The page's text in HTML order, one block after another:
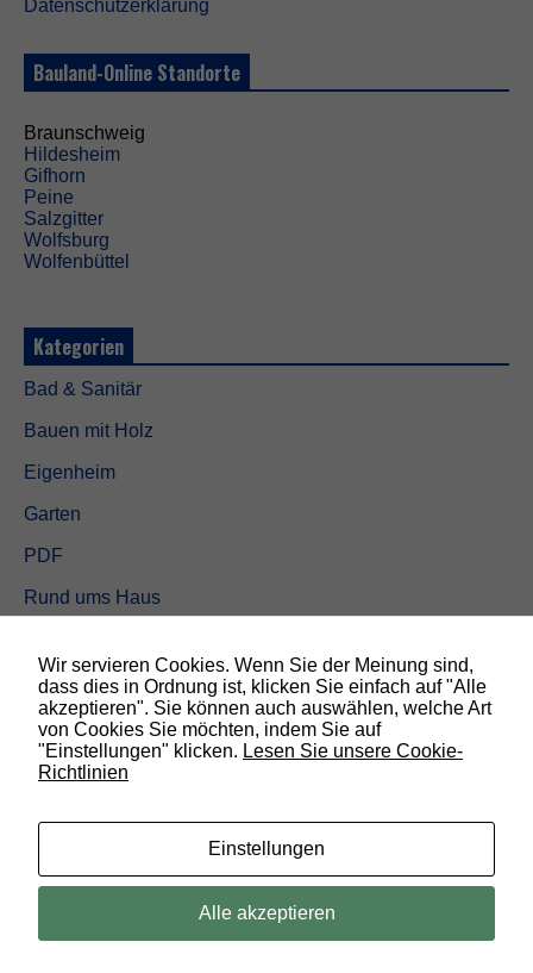
Datenschutzerklärung
Bauland-Online Standorte
Braunschweig
Hildesheim
Gifhorn
Peine
Salzgitter
Wolfsburg
Wolfenbüttel
Kategorien
Bad & Sanitär
Bauen mit Holz
Eigenheim
Garten
PDF
Rund ums Haus
Sicherheit
SUCHEN
© 2019 Bauland Magazin Braunschweig, Peine & Wolfsburg. All rights
Wir servieren Cookies. Wenn Sie der Meinung sind,
dass dies in Ordnung ist, klicken Sie einfach auf "Alle
akzeptieren". Sie können auch auswählen, welche Art
von Cookies Sie möchten, indem Sie auf
"Einstellungen" klicken. Lesen Sie unsere Cookie-
Richtlinien
Einstellungen
Alle akzeptieren
t
w
e
n
d
i
g